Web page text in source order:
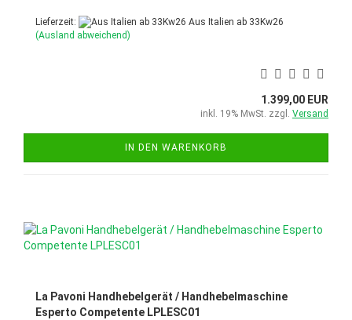
Lieferzeit:
Aus Italien ab 33Kw26
(Ausland abweichend)
1.399,00 EUR
inkl. 19% MwSt. zzgl. Versand
IN DEN WARENKORB
La Pavoni Handhebelgerät / Handhebelmaschine
Esperto Competente LPLESC01